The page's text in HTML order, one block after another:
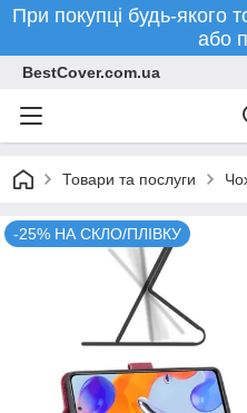
При покупці будь-якого
або
BestCover.com.ua
Товари та послуги
-25% НА СКЛО/ПЛІВКУ